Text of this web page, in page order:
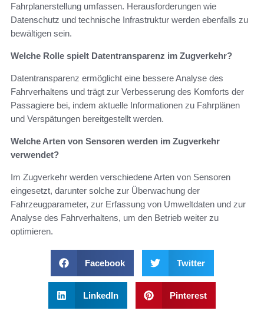
Fahrplanerstellung umfassen. Herausforderungen wie
Datenschutz und technische Infrastruktur werden ebenfalls zu
bewältigen sein.
Welche Rolle spielt Datentransparenz im Zugverkehr?
Datentransparenz ermöglicht eine bessere Analyse des
Fahrverhaltens und trägt zur Verbesserung des Komforts der
Passagiere bei, indem aktuelle Informationen zu Fahrplänen
und Verspätungen bereitgestellt werden.
Welche Arten von Sensoren werden im Zugverkehr
verwendet?
Im Zugverkehr werden verschiedene Arten von Sensoren
eingesetzt, darunter solche zur Überwachung der
Fahrzeugparameter, zur Erfassung von Umweltdaten und zur
Analyse des Fahrverhaltens, um den Betrieb weiter zu
optimieren.
Facebook Twitter
LinkedIn Pinterest